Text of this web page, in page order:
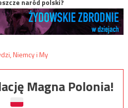
naród polski?
Magna Polonia!